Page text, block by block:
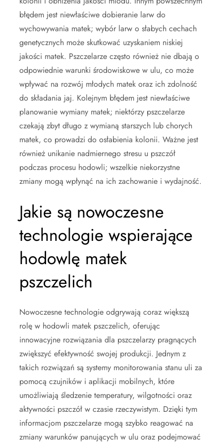
błędem jest niewłaściwe dobieranie larw do
wychowywania matek; wybór larw o słabych cechach
genetycznych może skutkować uzyskaniem niskiej
jakości matek. Pszczelarze często również nie dbają o
odpowiednie warunki środowiskowe w ulu, co może
wpływać na rozwój młodych matek oraz ich zdolność
do składania jaj. Kolejnym błędem jest niewłaściwe
planowanie wymiany matek; niektórzy pszczelarze
czekają zbyt długo z wymianą starszych lub chorych
matek, co prowadzi do osłabienia kolonii. Ważne jest
również unikanie nadmiernego stresu u pszczół
podczas procesu hodowli; wszelkie niekorzystne
zmiany mogą wpłynąć na ich zachowanie i wydajność.
Jakie są nowoczesne
technologie wspierające
hodowlę matek
pszczelich
Nowoczesne technologie odgrywają coraz większą
rolę w hodowli matek pszczelich, oferując
innowacyjne rozwiązania dla pszczelarzy pragnących
zwiększyć efektywność swojej produkcji. Jednym z
takich rozwiązań są systemy monitorowania stanu uli za
pomocą czujników i aplikacji mobilnych, które
umożliwiają śledzenie temperatury, wilgotności oraz
aktywności pszczół w czasie rzeczywistym. Dzięki tym
informacjom pszczelarze mogą szybko reagować na
zmiany warunków panujących w ulu oraz podejmować